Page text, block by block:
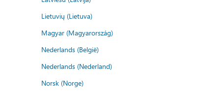
Lietuvių (Lietuva)
Magyar (Magyarország)
Nederlands (België)
Nederlands (Nederland)
Norsk (Norge)